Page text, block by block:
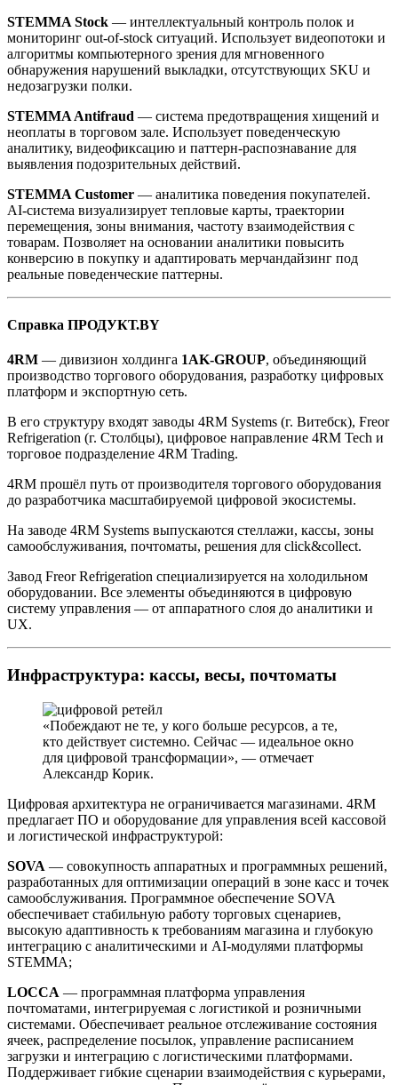
STEMMA Stock — интеллектуальный контроль полок и
мониторинг out-of-stock ситуаций. Использует видеопотоки и
алгоритмы компьютерного зрения для мгновенного
обнаружения нарушений выкладки, отсутствующих SKU и
недозагрузки полки.
STEMMA Antifraud — система предотвращения хищений и
неоплаты в торговом зале. Использует поведенческую
аналитику, видеофиксацию и паттерн-распознавание для
выявления подозрительных действий.
STEMMA Customer — аналитика поведения покупателей.
AI-система визуализирует тепловые карты, траектории
перемещения, зоны внимания, частоту взаимодействия с
товарам. Позволяет на основании аналитики повысить
конверсию в покупку и адаптировать мерчандайзинг под
реальные поведенческие паттерны.
Справка ПРОДУКТ.BY
4RM — дивизион холдинга 1AK-GROUP, объединяющий
производство торгового оборудования, разработку цифровых
платформ и экспортную сеть.
В его структуру входят заводы 4RM Systems (г. Витебск), Freor
Refrigeration (г. Столбцы), цифровое направление 4RM Tech и
торговое подразделение 4RM Trading.
4RM прошёл путь от производителя торгового оборудования
до разработчика масштабируемой цифровой экосистемы.
На заводе 4RM Systems выпускаются стеллажи, кассы, зоны
самообслуживания, почтоматы, решения для click&collect.
Завод Freor Refrigeration специализируется на холодильном
оборудовании. Все элементы объединяются в цифровую
систему управления — от аппаратного слоя до аналитики и
UX.
Инфраструктура: кассы, весы, почтоматы
«Побеждают не те, у кого больше ресурсов, а те,
кто действует системно. Сейчас — идеальное окно
для цифровой трансформации», — отмечает
Александр Корик.
Цифровая архитектура не ограничивается магазинами. 4RM
предлагает ПО и оборудование для управления всей кассовой
и логистической инфраструктурой:
SOVA — совокупность аппаратных и программных решений,
разработанных для оптимизации операций в зоне касс и точек
самообслуживания. Программное обеспечение SOVA
обеспечивает стабильную работу торговых сценариев,
высокую адаптивность к требованиям магазина и глубокую
интеграцию с аналитическими и AI-модулями платформы
STEMMA;
LOCCA — программная платформа управления
почтоматами, интегрируемая с логистикой и розничными
системами. Обеспечивает реальное отслеживание состояния
ячеек, распределение посылок, управление расписанием
загрузки и интеграцию с логистическими платформами.
Поддерживает гибкие сценарии взаимодействия с курьерами,